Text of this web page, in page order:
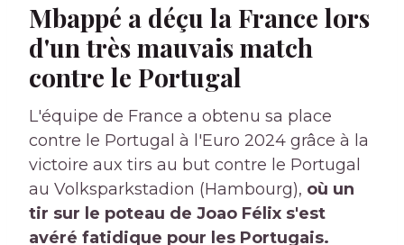
Mbappé a déçu la France lors
d'un très mauvais match
contre le Portugal
L'équipe de France a obtenu sa place
contre le Portugal à l'Euro 2024 grâce à la
victoire aux tirs au but contre le Portugal
au Volksparkstadion (Hambourg), où un
tir sur le poteau de Joao Félix s'est
avéré fatidique pour les Portugais.